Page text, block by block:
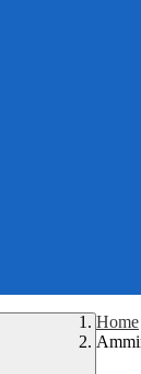
Home